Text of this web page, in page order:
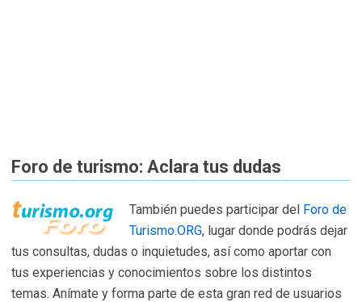
Foro de turismo: Aclara tus dudas
También puedes participar del Foro de
Turismo.ORG, lugar donde podrás dejar
tus consultas, dudas o inquietudes, así como aportar con
tus experiencias y conocimientos sobre los distintos
temas. Anímate y forma parte de esta gran red de usuarios